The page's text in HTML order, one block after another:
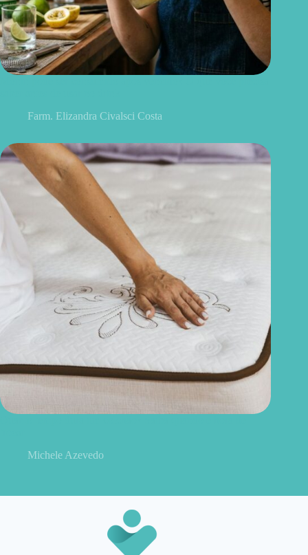
Farm. Elizandra Civalsci Costa
Michele Azevedo